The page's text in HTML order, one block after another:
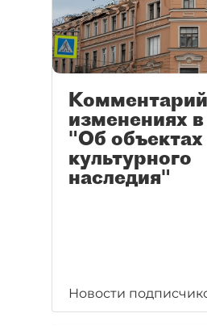
изменениях
"Об объектах
культурного
наследия"
Новости